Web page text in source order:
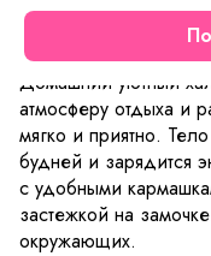
Описание товара
Домашний уютный
атмосферу отдыха и
мягко и приятно.
будней и зарядится
с удобными
застежкой на
окружающих.